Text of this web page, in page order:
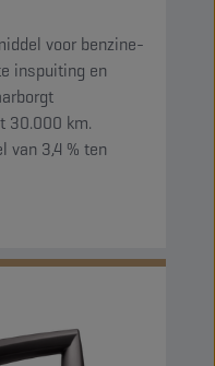
voor benzine-
inspuiting en
30.000 km.
van 3,4 % ten